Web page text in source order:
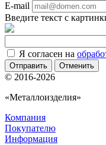
E-mail
Введите текст с
Я согласен на
Отменить
© 2016-2026
«Металлоизделия»
Компания
Покупателю
Информация